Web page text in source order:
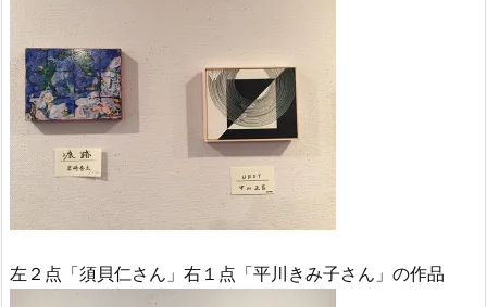
左２点「須貝仁さん」右１点「平川きみ子さん」の作品